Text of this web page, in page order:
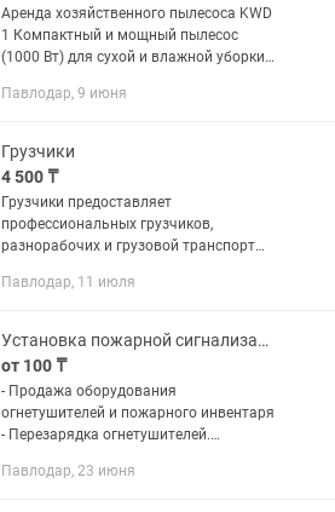
Аренда хозяйственного пылесоса KWD
1 Компактный и мощный пылесос
(1000 Вт) для сухой и влажной уборки.
мусор, есть функция выдува. Бак 12 л,
Павлодар, 9 июня
Грузчики
4 500 ₸
Грузчики предоставляет
профессиональных грузчиков,
разнорабочих и грузовой транспорт
разгрузочных работ : квартирные
производственные...
Павлодар, 11 июля
Установка пожарной сигнализации и видеонаблюдения
от 100 ₸
- Продажа оборудования
огнетушителей и пожарного инвентаря
- Перезарядка огнетушителей.
воздушнопенные. - Установка, монтаж
Павлодар, 23 июня